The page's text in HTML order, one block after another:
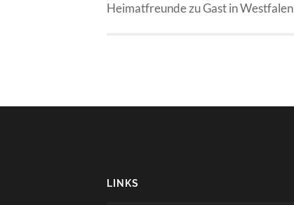
Heimatfreunde zu Gast in Westfalen
LINKS